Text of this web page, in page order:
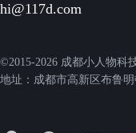
hi@117d.com
©2015-2026 成都小人物科
地址：成都市高新区布鲁明